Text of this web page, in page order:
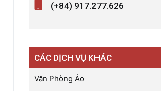
(+84) 917.277.626
CÁC DỊCH VỤ KHÁC
Văn Phòng Ảo